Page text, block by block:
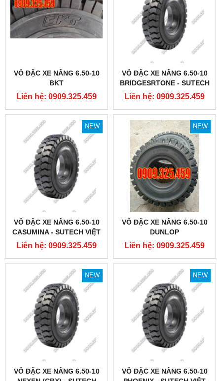
VỎ ĐẶC XE NÂNG 6.50-10
BKT
Liên hệ: 0909.325.459
VỎ ĐẶC XE NÂNG 6.50-10
BRIDGESRTONE - SUTECH
VIỆT NAM
Liên hệ: 0909.325.459
NEW
VỎ ĐẶC XE NÂNG 6.50-10
CASUMINA - SUTECH VIỆT
NAM
Liên hệ: 0909.325.459
NEW
VỎ ĐẶC XE NÂNG 6.50-10
DUNLOP
Liên hệ: 0909.325.459
NEW
VỎ ĐẶC XE NÂNG 6.50-10
NEW
VỎ ĐẶC XE NÂNG 6.50-10